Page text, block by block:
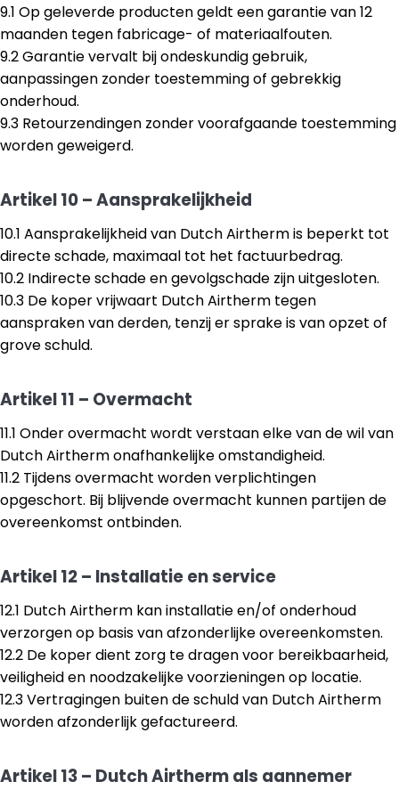
9.1 Op geleverde producten geldt een garantie van 12
maanden tegen fabricage- of materiaalfouten.
9.2 Garantie vervalt bij ondeskundig gebruik,
aanpassingen zonder toestemming of gebrekkig
onderhoud.
9.3 Retourzendingen zonder voorafgaande toestemming
worden geweigerd.
Artikel 10 – Aansprakelijkheid
10.1 Aansprakelijkheid van Dutch Airtherm is beperkt tot
directe schade, maximaal tot het factuurbedrag.
10.2 Indirecte schade en gevolgschade zijn uitgesloten.
10.3 De koper vrijwaart Dutch Airtherm tegen
aanspraken van derden, tenzij er sprake is van opzet of
grove schuld.
Artikel 11 – Overmacht
11.1 Onder overmacht wordt verstaan elke van de wil van
Dutch Airtherm onafhankelijke omstandigheid.
11.2 Tijdens overmacht worden verplichtingen
opgeschort. Bij blijvende overmacht kunnen partijen de
overeenkomst ontbinden.
Artikel 12 – Installatie en service
12.1 Dutch Airtherm kan installatie en/of onderhoud
verzorgen op basis van afzonderlijke overeenkomsten.
12.2 De koper dient zorg te dragen voor bereikbaarheid,
veiligheid en noodzakelijke voorzieningen op locatie.
12.3 Vertragingen buiten de schuld van Dutch Airtherm
worden afzonderlijk gefactureerd.
Artikel 13 – Dutch Airtherm als aannemer